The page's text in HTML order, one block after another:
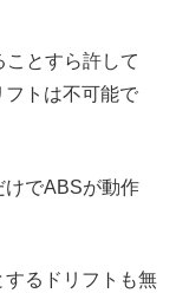
とすら許して
フトは不可能で
けでABSが動作
るドリフトも無